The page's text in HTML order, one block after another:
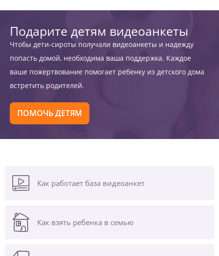
Подарите детям видеоанкеты
Чтобы дети-сироты получали видеоанкеты и надежду
попасть домой, необходима ваша поддержка. Каждое
ваше пожертвование помогает ребенку из детского дома
встретить родителей.
ПОМОЧЬ ДЕТЯМ
Как работает база видеоанкет
Как взять ребенка в семью